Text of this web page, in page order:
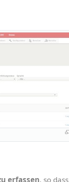
erfassen, so dass